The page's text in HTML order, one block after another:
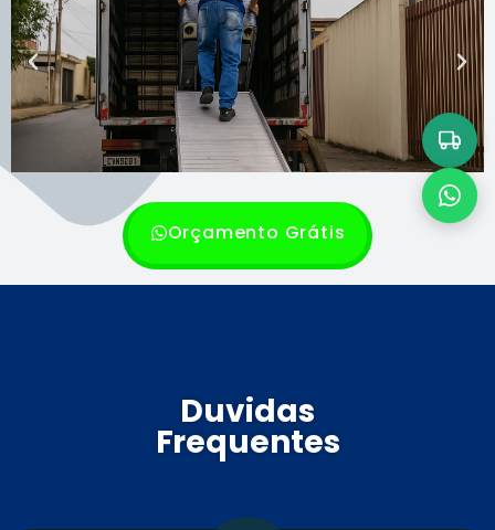
Orçamento Grátis
Duvidas
Frequentes